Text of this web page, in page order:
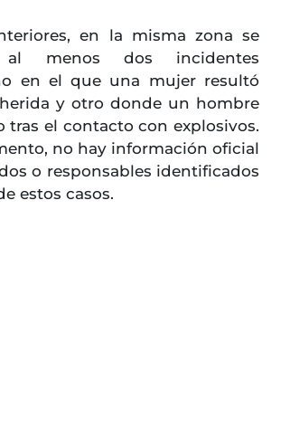
en la misma zona se
al menos dos incidentes
en el que una mujer resultó
y otro donde un hombre
tras el contacto con explosivos.
no hay información oficial
o responsables identificados
estos casos.